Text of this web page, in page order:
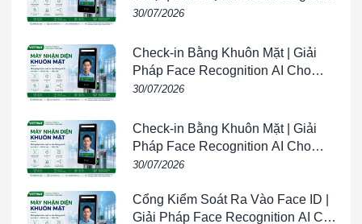
Vòng Bi Gốm Sứ 609 NSK
Loại Vòng Bi:
Vòng Bi Gốm Sứ:
Tương tự như 608, nhưng với
kích thước khác.
Kích Thước:
Đường Kính Ngoài (D):24 mm
Chiều Dày (B):7 mm
Cấu Tạo:
Vật Liệu:
Gốm sứ chất lượng cao, đảm bảo khả
năng chịu nhiệt và kháng hóa chất.
& Temperature Screening |
30/07/2026
Check-in Bằng Khuôn Mặt | Giải
Pháp Face Recognition AI Cho
Doanh Nghiệp | VIETPHAT
30/07/2026
Check-in Bằng Khuôn Mặt | Giải
Pháp Face Recognition AI Cho
Doanh Nghiệp | VIETPHAT
30/07/2026
Cổng Kiểm Soát Ra Vào Face ID |
Giải Pháp Face Recognition AI Cho